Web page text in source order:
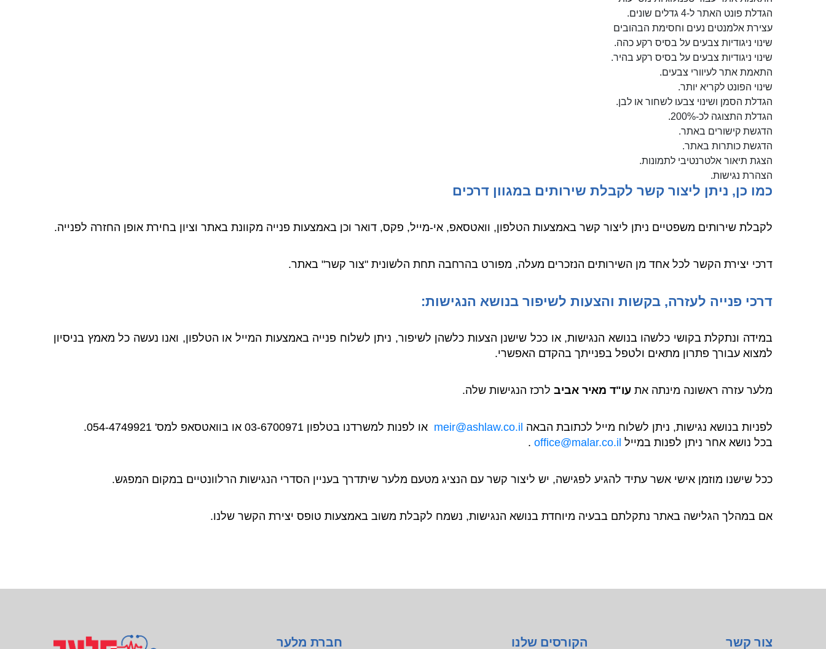
הגדלת פונט האתר ל-4 גדלים שונים.
עצירת אלמנטים נעים וחסימת הבהובים
שינוי ניגודיות צבעים על בסיס רקע כהה.
שינוי ניגודיות צבעים על בסיס רקע בהיר.
התאמת אתר לעיוורי צבעים.
שינוי הפונט לקריא יותר.
הגדלת הסמן ושינוי צבעו לשחור או לבן.
הגדלת התצוגה לכ-200%.
הדגשת קישורים באתר.
הדגשת כותרות באתר.
הצגת תיאור אלטרנטיבי לתמונות.
הצהרת נגישות.
כמו כן, ניתן ליצור קשר לקבלת שירותים במגוון דרכים
לקבלת שירותים משפטיים ניתן ליצור קשר באמצעות הטלפון, וואטסאפ, אי-מייל, פקס, דואר וכן באמצעות פנייה מקוונת באתר וציון בחירת אופן החזרה לפנייה.
דרכי יצירת הקשר לכל אחד מן השירותים הנזכרים מעלה, מפורט בהרחבה תחת הלשונית "צור קשר" באתר.
דרכי פנייה לעזרה, בקשות והצעות לשיפור בנושא הנגישות:
במידה ונתקלת בקושי כלשהו בנושא הנגישות, או ככל שישנן הצעות כלשהן לשיפור, ניתן לשלוח פנייה באמצעות המייל או הטלפון, ואנו נעשה כל מאמץ בניסיון
למצוא עבורך פתרון מתאים ולטפל בפנייתך בהקדם האפשרי.
מלער עזרה ראשונה מינתה את עו"ד מאיר אביב לרכז הנגישות שלה.
לפניות בנושא נגישות, ניתן לשלוח מייל לכתובת הבאה meir@ashlaw.co.il או לפנות למשרדנו בטלפון 03-6700971 או בוואטסאפ למס' 054-4749921.
בכל נושא אחר ניתן לפנות במייל office@malar.co.il
.
ככל שישנו מוזמן אישי אשר עתיד להגיע לפגישה, יש ליצור קשר עם הנציג מטעם מלער שיתדרך בעניין הסדרי הנגישות הרלוונטיים במקום המפגש.
אם במהלך הגלישה באתר נתקלתם בבעיה מיוחדת בנושא הנגישות, נשמח לקבלת משוב באמצעות טופס יצירת הקשר שלנו.
צור קשר הקורסים שלנו חברת מלער